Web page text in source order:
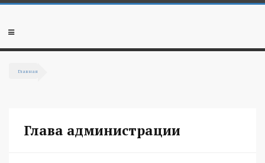
Перейти к основному содержанию
Мобильное
Главная
Глава администрации